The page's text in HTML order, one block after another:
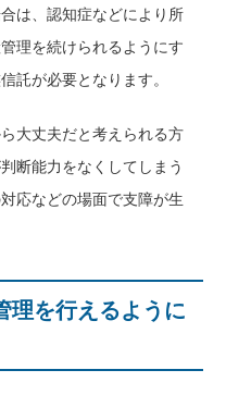
は、認知症などにより所
理を続けられるようにす
託が必要となります。
大丈夫だと考えられる方
断能力をなくしてしまう
応などの場面で支障が生
理を行えるように